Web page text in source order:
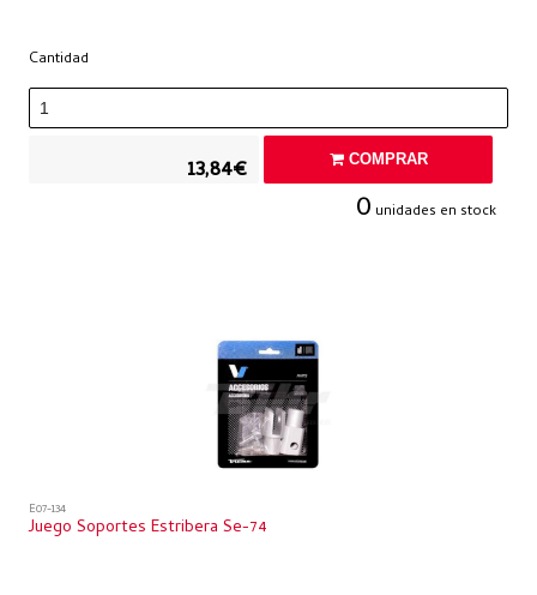
Cantidad
13,84€ COMPRAR
0 unidades en stock
E07-134
Juego Soportes Estribera Se-74